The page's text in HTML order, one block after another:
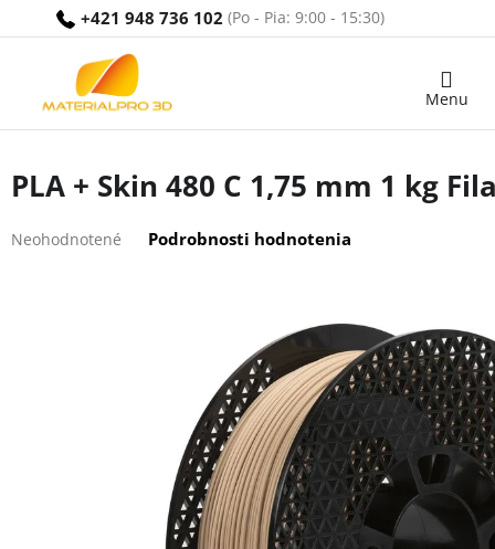
+421 948 736 102
Nákupný
PLA + Skin 480 C 1,75 mm 1 kg
hodnotenie
Neohodnotené Podrobnosti hodnotenia